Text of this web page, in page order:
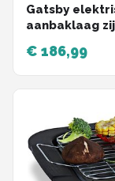
Gatsby
aanbaklaag
€ 186,99